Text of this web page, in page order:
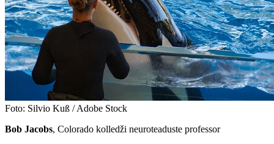
Foto: Silvio Kuß / Adobe Stock
Bob Jacobs, Colorado kolledži neuroteaduste professor